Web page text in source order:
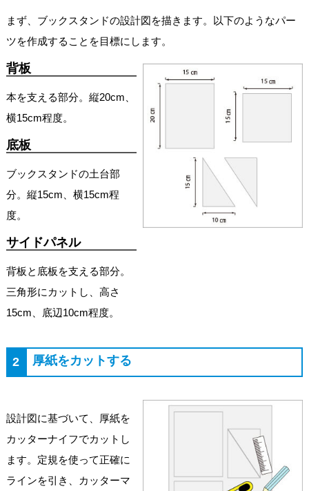
まず、ブックスタンドの設計図を描きます。以下のようなパー
ツを作成することを目標にします。
背板
本を支える部分。縦20cm、
横15cm程度。
底板
ブックスタンドの土台部
分。縦15cm、横15cm程
度。
サイドパネル
背板と底板を支える部分。
三角形にカットし、高さ
15cm、底辺10cm程度。
2 厚紙をカットする
設計図に基づいて、厚紙を
カッターナイフでカットし
ます。定規を使って正確に
ラインを引き、カッターマ